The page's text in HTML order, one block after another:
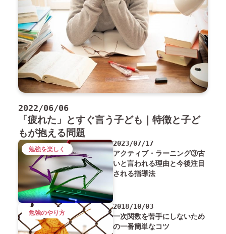
2022/06/06
「疲れた」とすぐ言う子ども｜特徴と子ど
もが抱える問題
2023/07/17
アクティブ・ラーニング③古
いと言われる理由と今後注目
される指導法
勉強を楽しく
2018/10/03
一次関数を苦手にしないため
の一番簡単なコツ
勉強のやり方